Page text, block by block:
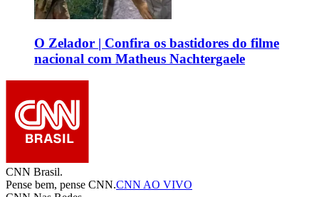
O Zelador | Confira os bastidores do filme
nacional com Matheus Nachtergaele
CNN Brasil.
Pense bem, pense CNN.CNN AO VIVO